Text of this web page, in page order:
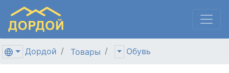
Дордой Товары Обувь